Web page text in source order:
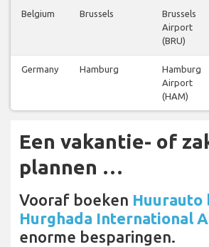
Belgium Brussels
Brussels
Airport
(BRU)
Germany Hamburg
Hamburg
Airport
(HAM)
Een vakantie- of
plannen …
Vooraf boeken Huurauto
Hurghada International
enorme besparingen.